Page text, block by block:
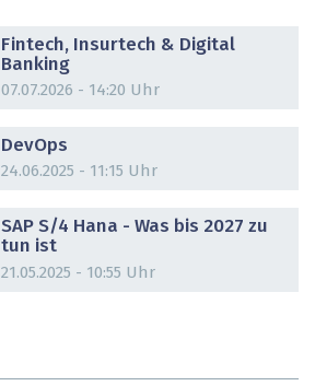
Fintech, Insurtech & Digital
Banking
07.07.2026 - 14:20 Uhr
DevOps
24.06.2025 - 11:15 Uhr
SAP S/4 Hana - Was bis 2027 zu
tun ist
21.05.2025 - 10:55 Uhr